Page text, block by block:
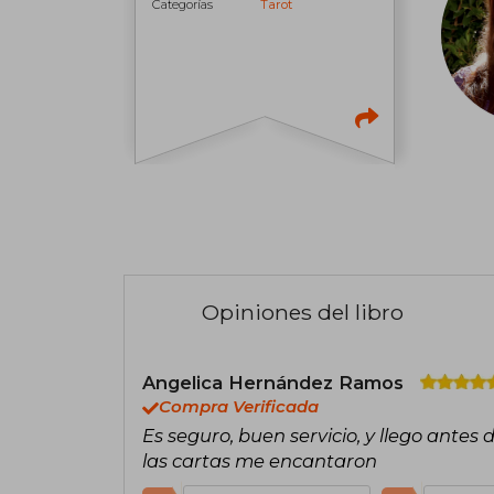
Categorías
Tarot
Opiniones del libro
Angelica Hernández Ramos
Compra Verificada
Es seguro, buen servicio, y llego
las cartas me encantaron